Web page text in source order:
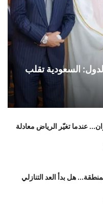
السعودية تقلب
عندما تغيّر الرياض معادلة
هل بدأ العد التنازلي